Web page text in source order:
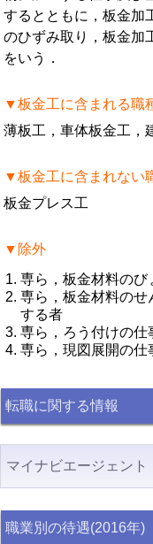
するとともに，板金加
のひずみ取り，板金加
をいう．
▼板金工に含まれる職
薄板工，車体板金工，
▼板金工に含まれない
板金プレス工
▼除外
専ら，板金材料のび
専ら，板金材料のせ
する者
専ら，ろう付けの仕
専ら，現図展開の仕
転職に関する情報
マイナビエージェント
職業別の待遇(2016年)